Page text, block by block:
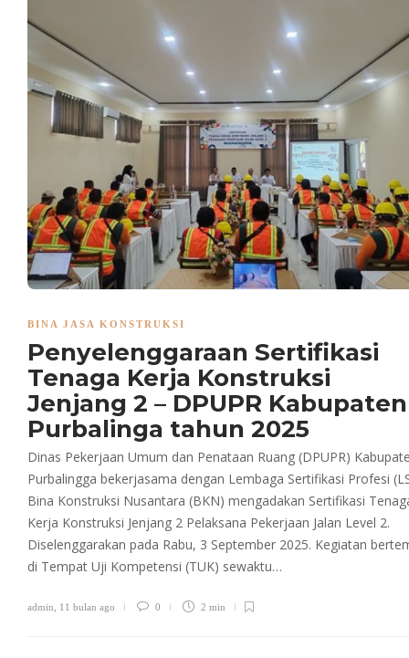
BINA JASA KONSTRUKSI
Penyelenggaraan Sertifikasi
Tenaga Kerja Konstruksi
Jenjang 2 – DPUPR Kabupaten
Purbalinga tahun 2025
Dinas Pekerjaan Umum dan Penataan Ruang (DPUPR)
Purbalingga bekerjasama dengan Lembaga Sertifikasi Profesi
Bina Konstruksi Nusantara (BKN) mengadakan Sertifikasi
Kerja Konstruksi Jenjang 2 Pelaksana Pekerjaan Jalan Level 2.
Diselenggarakan pada Rabu, 3 September 2025. Kegiatan
di Tempat Uji Kompetensi (TUK) sewaktu…
admin 11 bulan ago 0 2 min